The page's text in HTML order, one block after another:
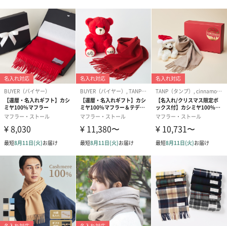
押し出されることにより、ネップ（繊維が絡み合って
できた節）になることがございます。
・経糸を左右から交互に入れて、できる限り織り段が
出ないようにしておりますが、太さが一定でない手紡
ぎ糸・ガラ紡糸のため、時として織り段ができる場合
がございます。生地本来の風合いを活かすため、弊社
では敢えて完成としております。
商品オプション情報
紙袋
お渡し用の紙袋です。
商品に合わせたサイズをお届けします。